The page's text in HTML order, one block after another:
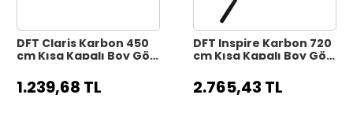
DFT Claris Karbon 450
cm Kısa Kapalı Boy Göl
1.239,68 TL
DFT Inspire Karbon 720
cm Kısa Kapalı Boy Göl
2.765,43 TL